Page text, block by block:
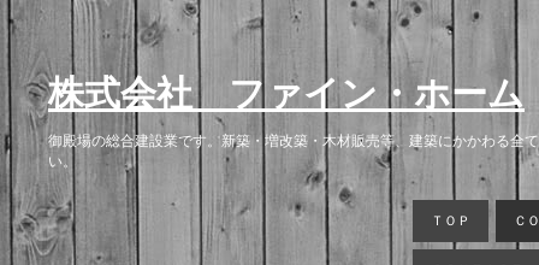
株式会社 ファイン・ホーム
御殿場の総合建設業です。新築・増改築・木材販売等、建築にかかわる全
い。
ＴＯＰ Ｃ